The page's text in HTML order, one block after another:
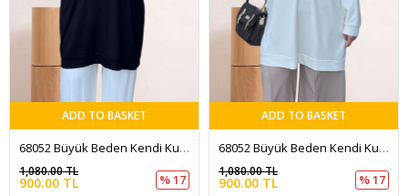
ADD TO BASKET
68052 Büyük Beden Kendi Kumaşından Ribanalı Modal Tunik - Siyah
900.00 TL
1,080.00 TL
% 17
ADD TO BASKET
68052 Büyük Beden Kendi Kumaşından Ribanalı Modal Tunik - Ekru
900.00 TL
1,080.00 TL
% 17